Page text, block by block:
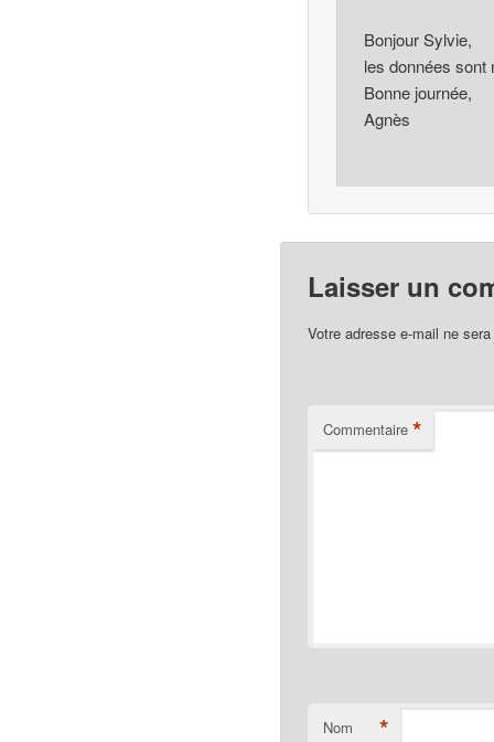
Bonjour Sylvie,
les données sont
Bonne journée,
Agnès
Laisser un
Votre adresse e-mail ne
Commentaire *
Nom *